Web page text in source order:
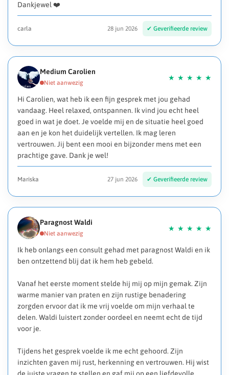
Dankjewel ❤️
carla 28 jun 2026
Medium Carolien
Hi Carolien, wat heb ik een fijn gesprek met jou gehad
vandaag. Heel relaxed, ontspannen. Ik vind jou echt heel
goed in wat je doet. Je voelde mij en de situatie heel goed
aan en je kon het duidelijk vertellen. Ik mag leren
vertrouwen. Jij bent een mooi en bijzonder mens met een
prachtige gave. Dank je wel!
Mariska 27 jun 2026
Paragnost Waldi
Ik heb onlangs een consult gehad met paragnost Waldi en ik
ben ontzettend blij dat ik hem heb gebeld.
Vanaf het eerste moment stelde hij mij op mijn gemak. Zijn
warme manier van praten en zijn rustige benadering
zorgden ervoor dat ik me vrij voelde om mijn verhaal te
delen. Waldi luistert zonder oordeel en neemt echt de tijd
voor je.
Tijdens het gesprek voelde ik me echt gehoord. Zijn
inzichten gaven mij rust, herkenning en vertrouwen. Hij wist